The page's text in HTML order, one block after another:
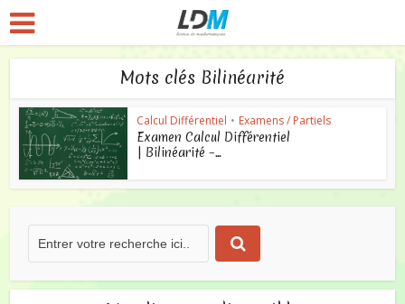
Mots clés Bilinéarité
Calcul Différentiel • Examens / Partiels
Examen Calcul Différentiel
| Bilinéarité –...